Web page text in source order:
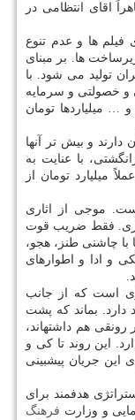
اقای انتظامی در
ها و عدم تنوع
ها. بر مبنای
در سینمای ایران تولید می شود. با
خصولتی و سرمایه
… میلیاردها تومان
شانس اكران دارند و بیش تر آنها
با عنایت به
میلیارد تومان از
موجی از اثاری
فقط ضریب قوت
با چاشنی طنز، هجو،
و ادا و اطوارهای
است كه از جانب
دارد. بماند كه پشت
رونقی هم داشتهاند،
این روند تا كی و
این جریان پیشبینی
هدفمند برای
و وزارت فرهنگ